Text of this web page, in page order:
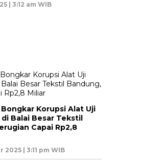
| 3:12 am WIB
Bongkar Korupsi Alat Uji
di Balai Besar Tekstil
Capai Rp2,8
| 3:11 pm WIB